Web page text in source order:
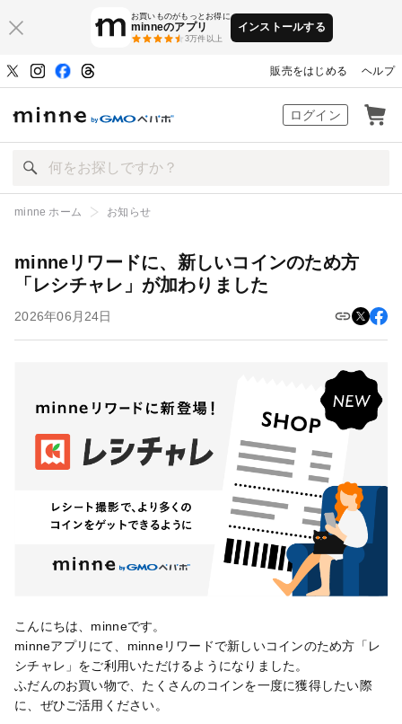
お買いものがもっとお得に
minneのアプリ
3万件以上
インストールする
販売をはじめる ヘルプ
ハンドメイドマーケット minne（ミン
ログイン
minne ホーム お知らせ
した
minneリワードに、新しいコインのため方
「レシチャレ」が加わりました
2026年06月24日
こんにちは、minneです。
minneアプリにて、minneリワードで新しいコインのため方「レ
シチャレ」をご利用いただけるようになりました。
ふだんのお買い物で、たくさんのコインを一度に獲得したい際
に、ぜひご活用ください。